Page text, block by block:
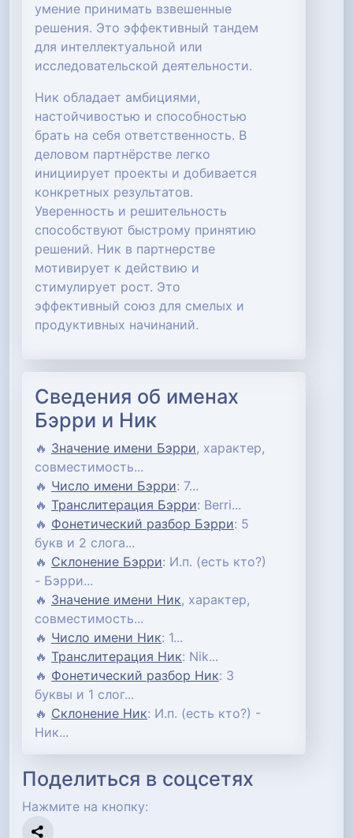
умение принимать взвешенные
решения. Это эффективный тандем
для интеллектуальной или
исследовательской деятельности.
Ник обладает амбициями,
настойчивостью и способностью
брать на себя ответственность. В
деловом партнёрстве легко
инициирует проекты и добивается
конкретных результатов.
Уверенность и решительность
способствуют быстрому принятию
решений. Ник в партнерстве
мотивирует к действию и
стимулирует рост. Это
эффективный союз для смелых и
продуктивных начинаний.
Сведения об именах
Бэрри и Ник
🔥 Значение имени Бэрри, характер,
совместимость...
🔥 Число имени Бэрри: 7...
🔥 Транслитерация Бэрри: Berri...
🔥 Фонетический разбор Бэрри: 5
букв и 2 слога...
🔥 Склонение Бэрри: И.п. (есть кто?)
- Бэрри...
🔥 Значение имени Ник, характер,
совместимость...
🔥 Число имени Ник: 1...
🔥 Транслитерация Ник: Nik...
🔥 Фонетический разбор Ник: 3
буквы и 1 слог...
🔥 Склонение Ник: И.п. (есть кто?) -
Ник...
Поделиться в соцсетях
Нажмите на кнопку: